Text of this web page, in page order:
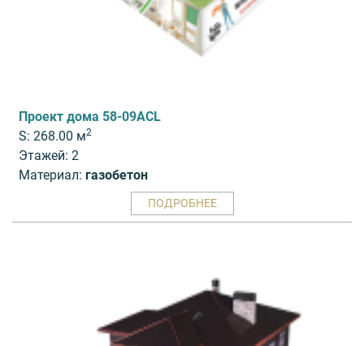
Проект дома 58-09ACL
S: 268.00 м2
Этажей: 2
Материал: газобетон
ПОДРОБНЕЕ